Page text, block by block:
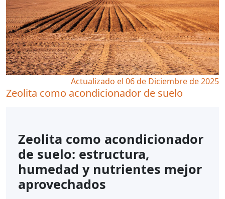
Actualizado el 06 de Diciembre de 2025
Zeolita como acondicionador de suelo
Zeolita como acondicionador
de suelo: estructura,
humedad y nutrientes mejor
aprovechados